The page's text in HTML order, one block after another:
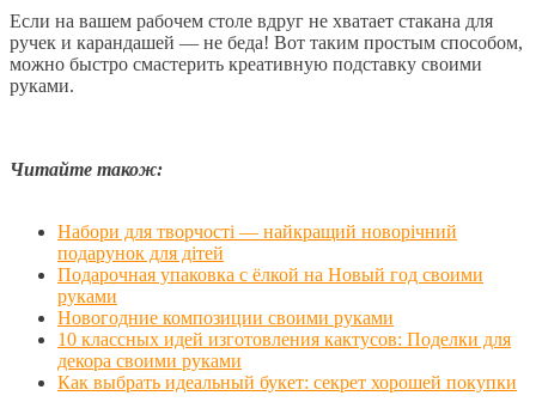
Если на вашем рабочем столе вдруг не хватает стакана для
ручек и карандашей — не беда! Вот таким простым способом,
можно быстро смастерить креативную подставку своими
руками.
Читайте також:
Набори для творчості — найкращий новорічний
подарунок для дітей
Подарочная упаковка с ёлкой на Новый год своими
руками
Новогодние композиции своими руками
10 классных идей изготовления кактусов: Поделки для
декора своими руками
Как выбрать идеальный букет: секрет хорошей покупки